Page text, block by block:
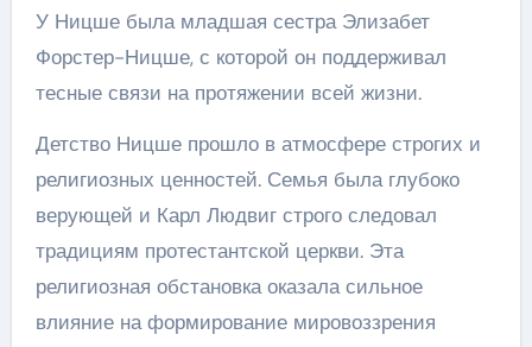
У Ницше была младшая сестра Элизабет
Форстер-Ницше, с которой он поддерживал
тесные связи на протяжении всей жизни.
Детство Ницше прошло в атмосфере строгих и
религиозных ценностей. Семья была глубоко
верующей и Карл Людвиг строго следовал
традициям протестантской церкви. Эта
религиозная обстановка оказала сильное
влияние на формирование мировоззрения